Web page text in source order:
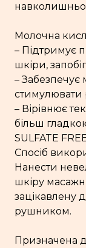
Молочна
– Підтримує
шкіри,
– Забезпечує
стимулювати
– Вірівнює
більш
SULFATE
Спосіб
Нанести
шкіру
зацікавлену
рушником.
Призначена